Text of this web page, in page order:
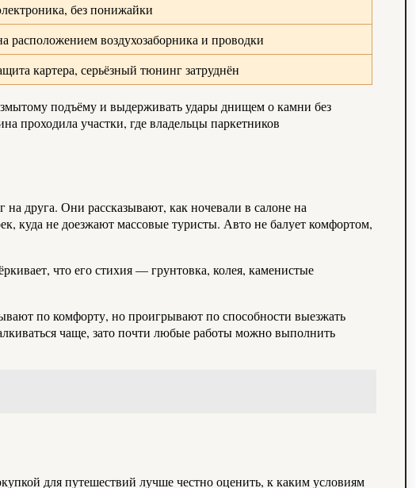
без понижайки
расположением воздухозаборника и проводки
картера, серьёзный тюнинг затруднён
подъёму и выдерживать удары днищем о камни без
проходила участки, где владельцы паркетников
друга. Они рассказывают, как ночевали в салоне на
куда не доезжают массовые туристы. Авто не балует комфортом,
что его стихия — грунтовка, колея, каменистые
по комфорту, но проигрывают по способности выезжать
чаще, зато почти любые работы можно выполнить
для путешествий лучше честно оценить, к каким условиям